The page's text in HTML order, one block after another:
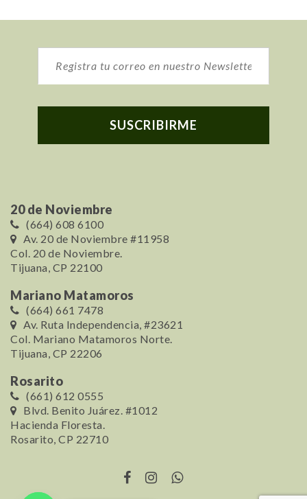
20 de Noviembre
(664) 608 6100
Av. 20 de Noviembre #11958
Col. 20 de Noviembre.
Tijuana, CP 22100
Mariano Matamoros
(664) 661 7478
Av. Ruta Independencia, #23621
Col. Mariano Matamoros Norte.
Tijuana, CP 22206
Rosarito
(661) 612 0555
Blvd. Benito Juárez. #1012
Hacienda Floresta.
Rosarito, CP 22710